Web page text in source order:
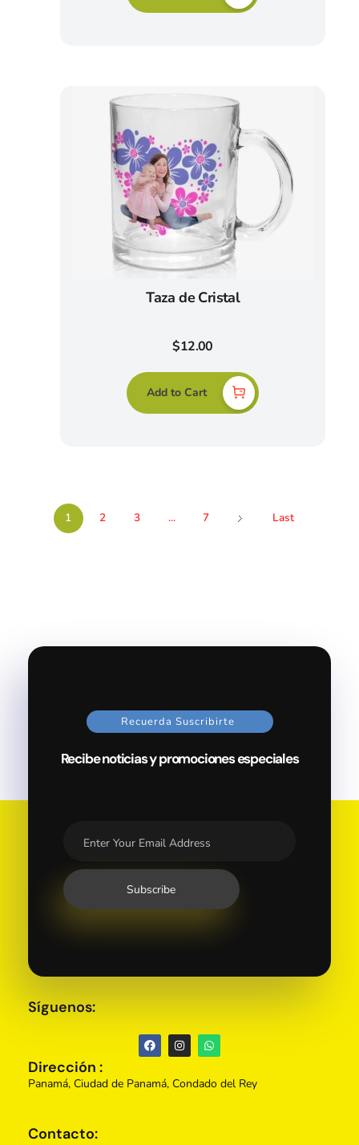
Taza de Cristal
$12.00
Add to Cart
1 2 3 ... 7 Last
Recuerda Suscribirte
Recibe noticias y promociones especiales
Contacto:
Dirección :
Panamá, Ciudad de Panamá, Condado del Rey
Síguenos: